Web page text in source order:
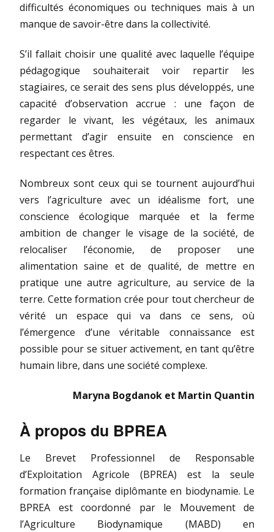
difficultés économiques ou techniques mais à un
manque de savoir-être dans la collectivité.
S’il fallait choisir une qualité avec laquelle l’équipe
pédagogique souhaiterait voir repartir les
stagiaires, ce serait des sens plus développés, une
capacité d’observation accrue : une façon de
regarder le vivant, les végétaux, les animaux
permettant d’agir ensuite en conscience en
respectant ces êtres.
Nombreux sont ceux qui se tournent aujourd’hui
vers l’agriculture avec un idéalisme fort, une
conscience écologique marquée et la ferme
ambition de changer le visage de la société, de
relocaliser l’économie, de proposer une
alimentation saine et de qualité, de mettre en
pratique une autre agriculture, au service de la
terre. Cette formation crée pour tout chercheur de
vérité un espace qui va dans ce sens, où
l’émergence d’une véritable connaissance est
possible pour se situer activement, en tant qu’être
humain libre, dans une société complexe.
Maryna Bogdanok et Martin Quantin
À propos du BPREA
Le Brevet Professionnel de Responsable
d’Exploitation Agricole (BPREA) est la seule
formation française diplômante en biodynamie. Le
BPREA est coordonné par le Mouvement de
l’Agriculture Biodynamique (MABD) en